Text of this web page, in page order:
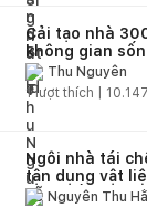
Cải tạo nhà
không gian
thiên nhiên
Thu Nguyễn
1lượt thích | 10.147
Ngôi nhà tái
tận dụng vật
gian sống linh
Nguyễn Thu